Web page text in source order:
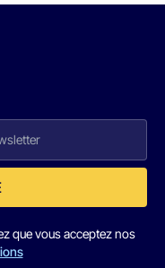
que vous acceptez nos